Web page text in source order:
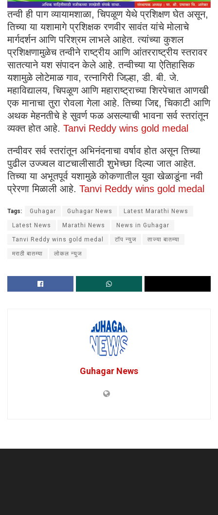
तन्वी ही पाग व्यायामशाळा, चिपळूण येथे प्रशिक्षण घेत असून,
तिच्या या यशामागे प्रशिक्षक रणवीर सावंत यांचे मोलाचे
मार्गदर्शन आणि परिश्रम लाभले आहेत. त्यांच्या कुशल
प्रशिक्षणामुळेच तन्वीने राष्ट्रीय आणि आंतरराष्ट्रीय स्तरावर
सातत्याने यश संपादन केले आहे. तन्वीच्या या ऐतिहासिक
यशामुळे लोटेमाळ गाव, रत्नागिरी जिल्हा, डी. बी. जे.
महाविद्यालय, चिपळूण आणि महाराष्ट्राच्या शिरपेचात आणखी
एक मानाचा तुरा रोवला गेला आहे. तिच्या जिद्द, चिकाटी आणि
अथक मेहनतीचे हे सुवर्ण फळ असल्याची भावना सर्व स्तरांतून
व्यक्त होत आहे. Tanvi Reddy wins gold medal
तन्वीवर सर्व स्तरांतून अभिनंदनाचा वर्षाव होत असून तिच्या
पुढील उज्ज्वल वाटचालीसाठी शुभेच्छा दिल्या जात आहेत.
तिच्या या अभूतपूर्व यशामुळे कोकणातील युवा खेळाडूंना नवी
प्रेरणा मिळाली आहे. Tanvi Reddy wins gold medal
Tags: Guhagar Guhagar News Latest Marathi News
Latest News Marathi News News in Guhagar
Tanvi Reddy wins gold medal टॉप न्युज ताज्या बातम्या
मराठी बातम्या लोकल न्युज
Guhagar News